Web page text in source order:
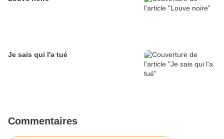
Je sais qui l'a tué
Commentaires